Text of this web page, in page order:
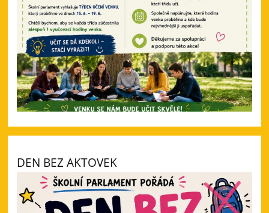
DEN BEZ AKTOVEK